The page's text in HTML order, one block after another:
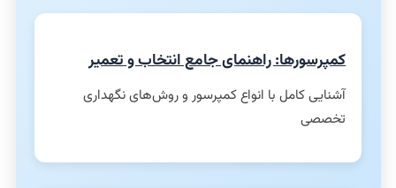
کمپرسورها: راهنمای جامع انتخاب و تعمیر
آشنایی کامل با انواع کمپرسور و روش‌های نگهداری
تخصصی